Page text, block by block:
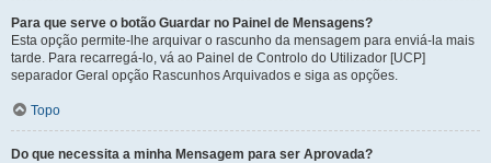
Para que serve o botão Guardar no Painel de Mensagens?
Esta opção permite-lhe arquivar o rascunho da mensagem para enviá-la mais
tarde. Para recarregá-lo, vá ao Painel de Controlo do Utilizador [UCP]
separador Geral opção Rascunhos Arquivados e siga as opções.
Topo
Do que necessita a minha Mensagem para ser Aprovada?